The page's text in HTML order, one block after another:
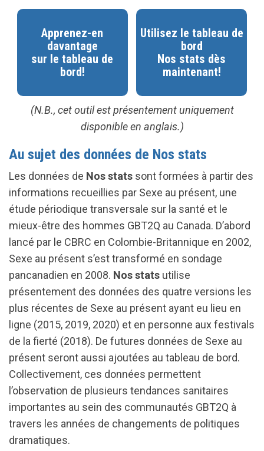
Apprenez-en
davantage
sur le tableau de
bord!
Utilisez le tableau de
bord
Nos stats dès
maintenant!
(N.B., cet outil est présentement uniquement
disponible en anglais.)
Au sujet des données de Nos stats
Les données de Nos stats sont formées à partir des
informations recueillies par Sexe au présent, une
étude périodique transversale sur la santé et le
mieux-être des hommes GBT2Q au Canada. D’abord
lancé par le CBRC en Colombie-Britannique en 2002,
Sexe au présent s’est transformé en sondage
pancanadien en 2008. Nos stats utilise
présentement des données des quatre versions les
plus récentes de Sexe au présent ayant eu lieu en
ligne (2015, 2019, 2020) et en personne aux festivals
de la fierté (2018). De futures données de Sexe au
présent seront aussi ajoutées au tableau de bord.
Collectivement, ces données permettent
l’observation de plusieurs tendances sanitaires
importantes au sein des communautés GBT2Q à
travers les années de changements de politiques
dramatiques.